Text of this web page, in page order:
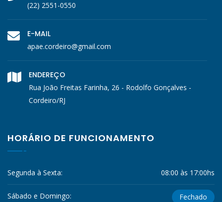
(22) 2551-0550
E-MAIL
apae.cordeiro@gmail.com
ENDEREÇO
Rua João Freitas Farinha, 26 - Rodolfo Gonçalves -
Cordeiro/RJ
HORÁRIO DE FUNCIONAMENTO
Segunda à Sexta: 08:00 às 17:00hs
Sábado e Domingo: Fechado